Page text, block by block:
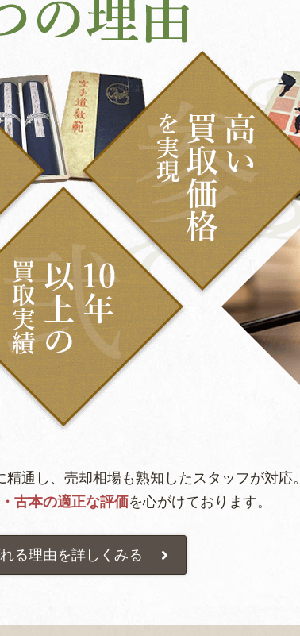
通し、売却相場も熟知したスタッフが対応。
古本の適正な評価を心がけております。
る理由を詳しくみる